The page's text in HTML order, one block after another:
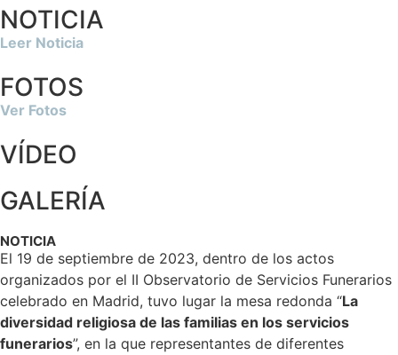
NOTICIA
Leer Noticia
FOTOS
Ver Fotos
VÍDEO
GALERÍA
NOTICIA
El 19 de septiembre de 2023, dentro de los actos
organizados por el II Observatorio de Servicios Funerarios
celebrado en Madrid, tuvo lugar la mesa redonda “La
diversidad religiosa de las familias en los servicios
funerarios”, en la que representantes de diferentes